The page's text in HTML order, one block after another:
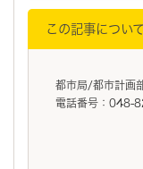
この記事につい
都市局/都市計画
電話番号：048-